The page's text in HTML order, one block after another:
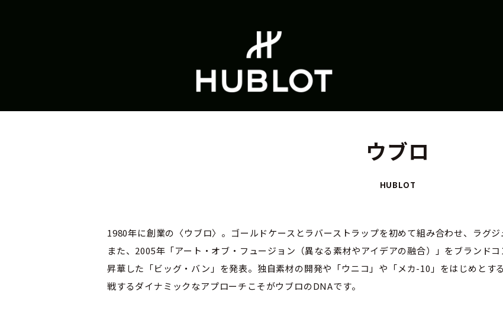
ウブロ
HUBLOT
1980年に創業の〈ウブロ〉。ゴールドケースとラバーストラップを初めて組み合わせ、ラグ
また、2005年「アート・オブ・フュージョン（異なる素材やアイデアの融合）」をブランド
昇華した「ビッグ・バン」を発表。独自素材の開発や「ウニコ」や「メカ-10」をはじめとす
戦するダイナミックなアプローチこそがウブロのDNAです。